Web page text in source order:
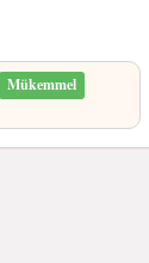
Mükemmel